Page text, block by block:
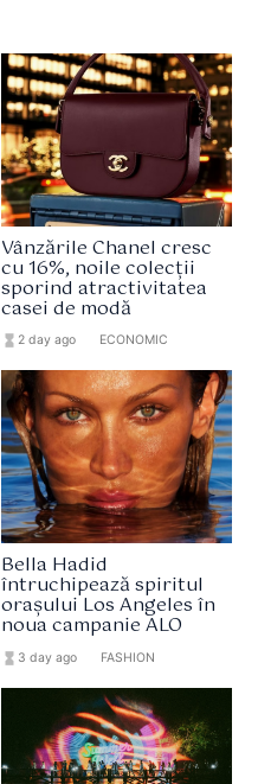
Vânzările Chanel cresc
cu 16%, noile colecții
sporind atractivitatea
casei de modă
hourglass_full 2 day ago ECONOMIC
Bella Hadid
întruchipează spiritul
orașului Los Angeles în
noua campanie ALO
hourglass_full 3 day ago FASHION